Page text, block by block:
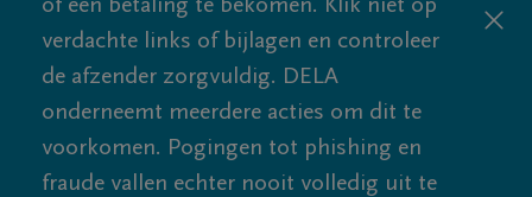
of een betaling te bekomen. Klik niet op
verdachte links of bijlagen en controleer
de afzender zorgvuldig. DELA
onderneemt meerdere acties om dit te
voorkomen. Pogingen tot phishing en
fraude vallen echter nooit volledig uit te